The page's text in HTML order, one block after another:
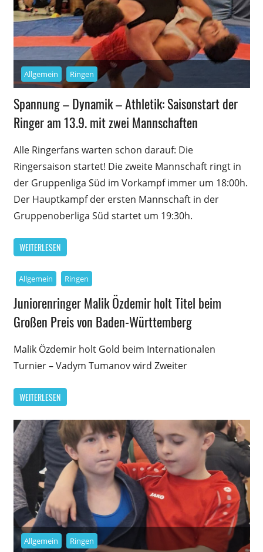
Allgemein Ringen
Spannung – Dynamik – Athletik: Saisonstart der
Ringer am 13.9. mit zwei Mannschaften
Alle Ringerfans warten schon darauf: Die
Ringersaison startet! Die zweite Mannschaft ringt in
der Gruppenliga Süd im Vorkampf immer um 18:00h.
Der Hauptkampf der ersten Mannschaft in der
Gruppenoberliga Süd startet um 19:30h.
WEITERLESEN
Allgemein Ringen
Juniorenringer Malik Özdemir holt Titel beim
Großen Preis von Baden-Württemberg
Malik Özdemir holt Gold beim Internationalen
Turnier – Vadym Tumanov wird Zweiter
WEITERLESEN
Allgemein Ringen